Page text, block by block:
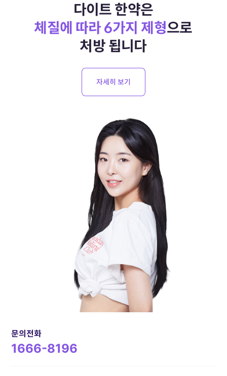
다이트 한약은
체질에 따라 6가지 제형으로
처방 됩니다
자세히 보기
문의전화
1666-8196